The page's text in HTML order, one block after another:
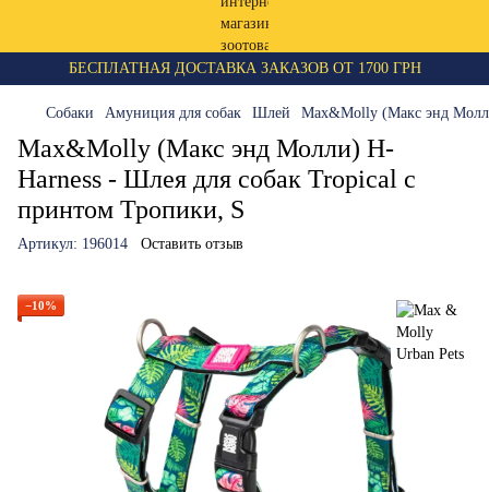
БЕСПЛАТНАЯ ДОСТАВКА ЗАКАЗОВ ОТ 1700 ГРН
Собаки Амуниция для собак Шлей Max&Molly (Макс энд
Max&Molly (Макс энд Молли) H-
Harness - Шлея для собак Tropical с
принтом Тропики, S
Артикул: 196014 Оставить отзыв
−10%